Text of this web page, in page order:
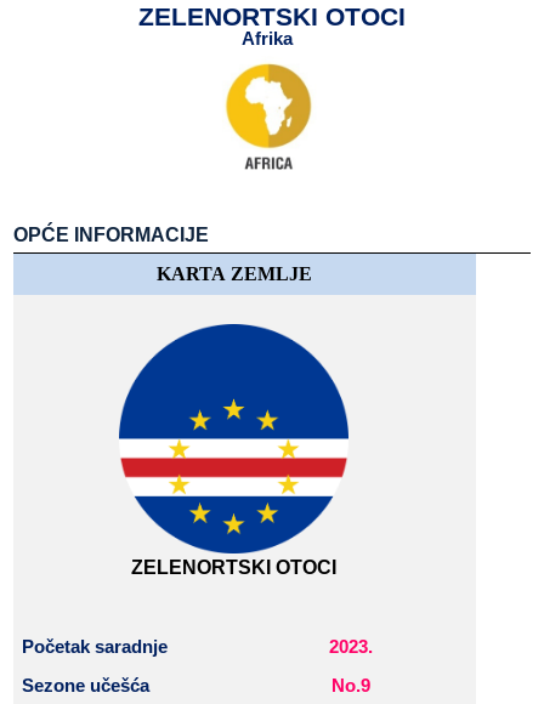
ZELENORTSKI​​ OTOCI
Afrika​​
OPĆE​​ INFORMACIJE
KARTA​​ ZEMLJE
ZELENORTSKI​​ OTOCI
Početak ​​saradnje 2023.
Sezone​​ učešća
No.9